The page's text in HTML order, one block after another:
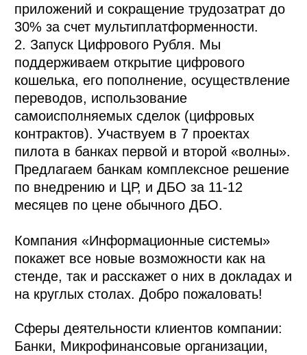
приложений и сокращение трудозатрат до
30% за счет мультиплатформенности.
2. Запуск Цифрового Рубля. Мы
поддерживаем открытие цифрового
кошелька, его пополнение, осуществление
переводов, использование
самоисполняемых сделок (цифровых
контрактов). Участвуем в 7 проектах
пилота в банках первой и второй «волны».
Предлагаем банкам комплексное решение
по внедрению и ЦР, и ДБО за 11-12
месяцев по цене обычного ДБО.
Компания «Информационные системы»
покажет все новые возможности как на
стенде, так и расскажет о них в докладах и
на круглых столах. Добро пожаловать!
Сферы деятельности клиентов компании:
Банки, Микрофинансовые организации,